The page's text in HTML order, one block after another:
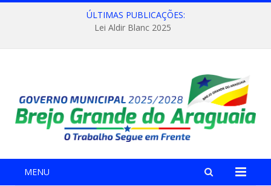
ÚLTIMAS PUBLICAÇÕES:
Lei Aldir Blanc 2025
MENU